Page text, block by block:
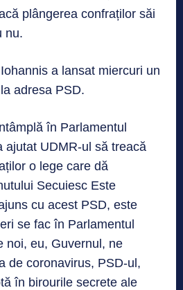
plângerea confraților săi
nu.
a lansat miercuri un
adresa PSD.
în Parlamentul
ajutat UDMR-ul să treacă
o lege care dă
Secuiesc Este
cu acest PSD, este
se fac în Parlamentul
noi, eu, Guvernul, ne
de coronavirus, PSD-ul,
în birourile secrete ale